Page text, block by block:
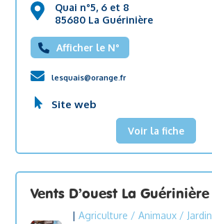
Quai n°5, 6 et 8
85680 La Guérinière
Afficher le N°
lesquais@orange.fr
Site web
Voir la fiche
Vents D’ouest La Guérinière
|Agriculture / Animaux / Jardin